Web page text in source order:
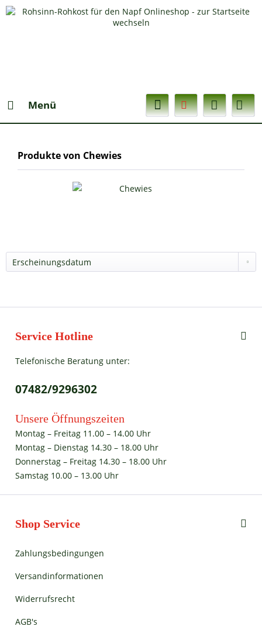
Menü
Produkte von Chewies
Service Hotline
Telefonische Beratung unter:
07482/9296302
Unsere Öffnungszeiten
Montag – Freitag 11.00 – 14.00 Uhr
Montag – Dienstag 14.30 – 18.00 Uhr
Donnerstag – Freitag 14.30 – 18.00 Uhr
Samstag 10.00 – 13.00 Uhr
Shop Service
Zahlungsbedingungen
Versandinformationen
Widerrufsrecht
AGB's